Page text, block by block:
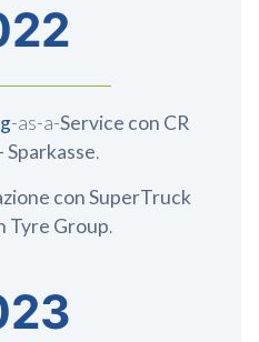
-as-a-Service con CR
Sparkasse.
con SuperTruck
Tyre Group.